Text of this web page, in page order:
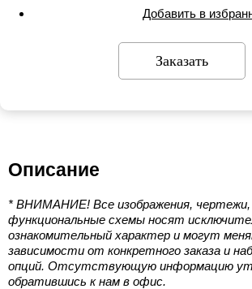
Добавить в
Заказать
Описание
* ВНИМАНИЕ! Все изображения, чертежи,
функциональные схемы носят
ознакомительный характер и могут
зависимости от конкретного заказа и
опций. Отсутствующую информацию
обратившись к нам в офис.